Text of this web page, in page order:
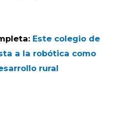
Este colegio de
a la robótica como
rural